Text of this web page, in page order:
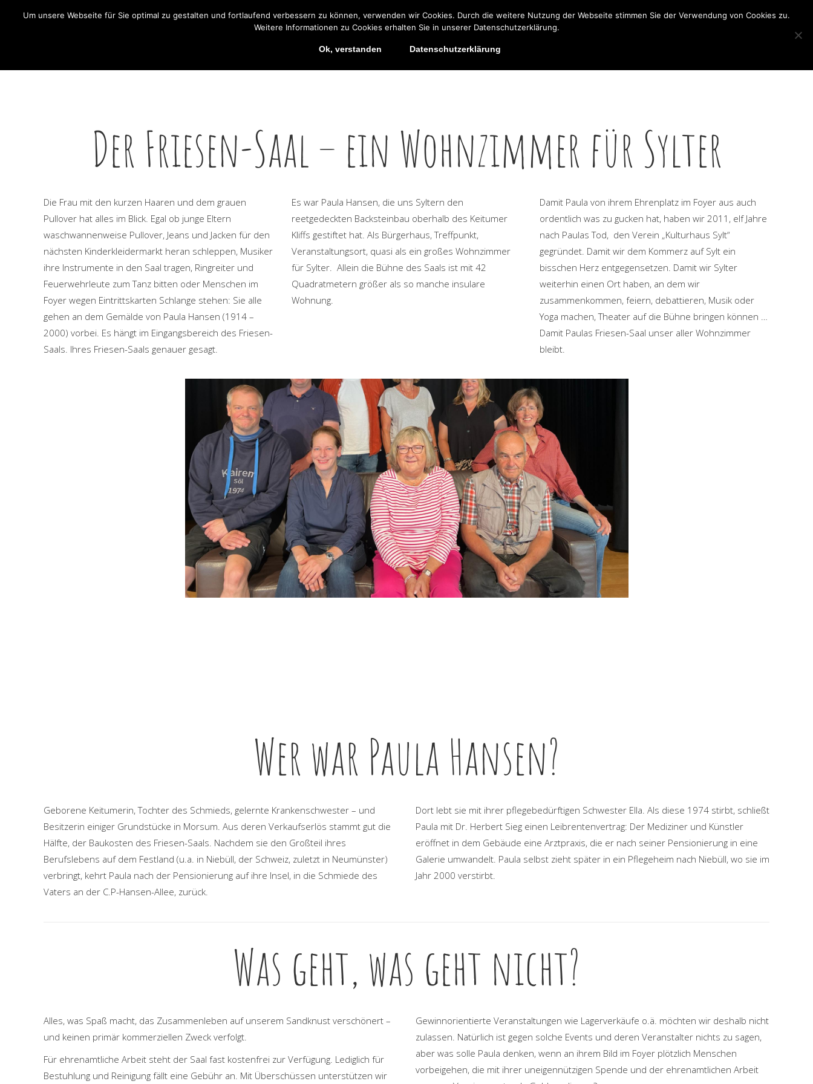
Downloads Datenschutz Impressum
Veranstaltungen Kulturhaus Sylt e.V.
page
Der Friesen-Saal – ein Wohnzimmer für Sylter
Die Frau mit den kurzen Haaren und dem grauen
Pullover hat alles im Blick. Egal ob junge Eltern
waschwannenweise Pullover, Jeans und Jacken für den
nächsten Kinderkleidermarkt heran schleppen, Musiker
ihre Instrumente in den Saal tragen, Ringreiter und
Feuerwehrleute zum Tanz bitten oder Menschen im
Foyer wegen Eintrittskarten Schlange stehen: Sie alle
gehen an dem Gemälde von Paula Hansen (1914 –
2000) vorbei. Es hängt im Eingangsbereich des Friesen-
Saals. Ihres Friesen-Saals genauer gesagt.
Es war Paula Hansen, die uns Syltern den
reetgedeckten Backsteinbau oberhalb des Keitumer
Kliffs gestiftet hat. Als Bürgerhaus, Treffpunkt,
Veranstaltungsort, quasi als ein großes Wohnzimmer
für Sylter. Allein die Bühne des Saals ist mit 42
Quadratmetern größer als so manche insulare
Wohnung.
Damit Paula von ihrem Ehrenplatz im Foyer aus auch
ordentlich was zu gucken hat, haben wir 2011, elf Jahre
nach Paulas Tod, den Verein „Kulturhaus Sylt“
gegründet. Damit wir dem Kommerz auf Sylt ein
bisschen Herz entgegensetzen. Damit wir Sylter
weiterhin einen Ort haben, an dem wir
zusammenkommen, feiern, debattieren, Musik oder
Yoga machen, Theater auf die Bühne bringen können …
Damit Paulas Friesen-Saal unser aller Wohnzimmer
bleibt.
Wer war Paula Hansen?
Geborene Keitumerin, Tochter des Schmieds, gelernte Krankenschwester – und
Besitzerin einiger Grundstücke in Morsum. Aus deren Verkaufserlös stammt gut die
Hälfte, der Baukosten des Friesen-Saals. Nachdem sie den Großteil ihres
Berufslebens auf dem Festland (u.a. in Niebüll, der Schweiz, zuletzt in Neumünster)
verbringt, kehrt Paula nach der Pensionierung auf ihre Insel, in die Schmiede des
Vaters an der C.P-Hansen-Allee, zurück.
Dort lebt sie mit ihrer pflegebedürftigen Schwester Ella. Als diese 1974 stirbt, schließt
Paula mit Dr. Herbert Sieg einen Leibrentenvertrag: Der Mediziner und Künstler
eröffnet in dem Gebäude eine Arztpraxis, die er nach seiner Pensionierung in eine
Galerie umwandelt. Paula selbst zieht später in ein Pflegeheim nach Niebüll, wo sie im
Jahr 2000 verstirbt.
Was geht, was geht nicht?
Alles, was Spaß macht, das Zusammenleben auf unserem Sandknust verschönert –
und keinen primär kommerziellen Zweck verfolgt.
Für ehrenamtliche Arbeit steht der Saal fast kostenfrei zur Verfügung. Lediglich für
Bestuhlung und Reinigung fällt eine Gebühr an. Mit Überschüssen unterstützen wir
Gewinnorientierte Veranstaltungen wie Lagerverkäufe o.ä. möchten wir deshalb nicht
zulassen. Natürlich ist gegen solche Events und deren Veranstalter nichts zu sagen,
aber was solle Paula denken, wenn an ihrem Bild im Foyer plötzlich Menschen
vorbeigehen, die mit ihrer uneigennützigen Spende und der ehrenamtlichen Arbeit
Um unsere Webseite für Sie optimal zu gestalten und fortlaufend verbessern zu können, verwenden wir Cookies. Durch die weitere Nutzung der Webseite stimmen Sie der Verwendung von Cookies zu.
Weitere Informationen zu Cookies erhalten Sie in unserer Datenschutzerklärung.
Ok, verstanden Datenschutzerklärung
Friesen-Saal Veranstaltungen Kulturhaus Sylt e.V. 40 Jahre Friesensaal Anfahrt Search:
Suche
in